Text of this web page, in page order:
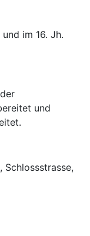
im 16. Jh.
und
Schlossstrasse,